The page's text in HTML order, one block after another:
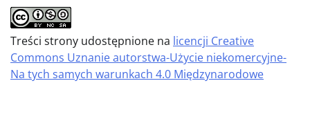
Treści strony udostępnione na licencji Creative
Commons Uznanie autorstwa-Użycie niekomercyjne-
Na tych samych warunkach 4.0 Międzynarodowe